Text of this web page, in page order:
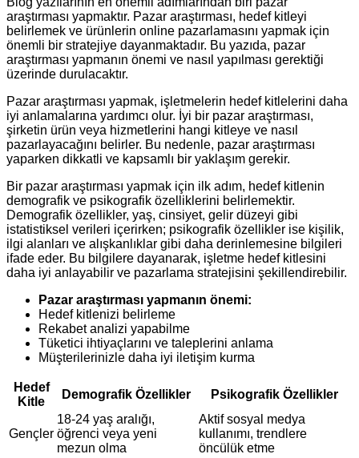
araştırması yapmaktır. Pazar araştırması, hedef kitleyi
belirlemek ve ürünlerin online pazarlamasını yapmak için
önemli bir stratejiye dayanmaktadır. Bu yazıda, pazar
araştırması yapmanın önemi ve nasıl yapılması gerektiği
üzerinde durulacaktır.
Pazar araştırması yapmak, işletmelerin hedef kitlelerini daha
iyi anlamalarına yardımcı olur. İyi bir pazar araştırması,
şirketin ürün veya hizmetlerini hangi kitleye ve nasıl
pazarlayacağını belirler. Bu nedenle, pazar araştırması
yaparken dikkatli ve kapsamlı bir yaklaşım gerekir.
Bir pazar araştırması yapmak için ilk adım, hedef kitlenin
demografik ve psikografik özelliklerini belirlemektir.
Demografik özellikler, yaş, cinsiyet, gelir düzeyi gibi
istatistiksel verileri içerirken; psikografik özellikler ise kişilik,
ilgi alanları ve alışkanlıklar gibi daha derinlemesine bilgileri
ifade eder. Bu bilgilere dayanarak, işletme hedef kitlesini
daha iyi anlayabilir ve pazarlama stratejisini şekillendirebilir.
Pazar araştırması yapmanın önemi:
Hedef kitlenizi belirleme
Rekabet analizi yapabilme
Tüketici ihtiyaçlarını ve taleplerini anlama
Müşterilerinizle daha iyi iletişim kurma
Hedef
Kitle
Demografik Özellikler Psikografik Özellikler
Gençler
18-24 yaş aralığı,
öğrenci veya yeni
mezun olma
Aktif sosyal medya
kullanımı, trendlere
öncülük etme